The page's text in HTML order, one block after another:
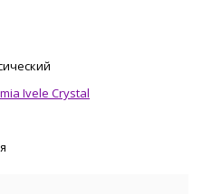
Ivele Crystal